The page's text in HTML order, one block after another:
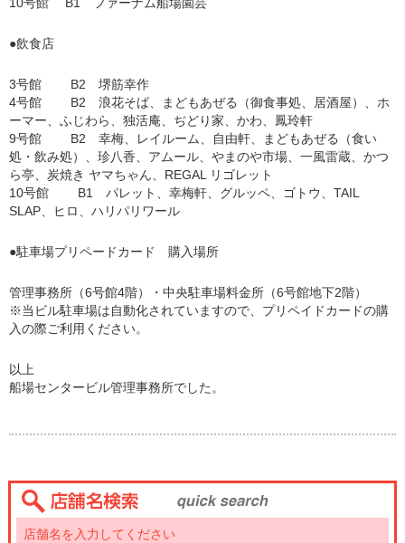
10号館 B1 ファーナム船場園芸
●飲食店
3号館 B2 堺筋幸作
4号館 B2 浪花そば、まどもあぜる（御食事処、居酒屋）、ホ
ーマー、ふじわら、独活庵、ぢどり家、かわ、鳳玲軒
9号館 B2 幸梅、レイルーム、自由軒、まどもあぜる（食い
処・飲み処）、珍八香、アムール、やまのや市場、一風雷蔵、かつ
ら亭、炭焼き ヤマちゃん、REGAL リゴレット
10号館 B1 パレット、幸梅軒、グルッペ、ゴトウ、TAIL
SLAP、ヒロ、ハリパリワール
●駐車場プリペードカード 購入場所
管理事務所（6号館4階）・中央駐車場料金所（6号館地下2階）
※当ビル駐車場は自動化されていますので、プリペイドカードの購
入の際ご利用ください。
以上
船場センタービル管理事務所でした。
店舗名を入力してください